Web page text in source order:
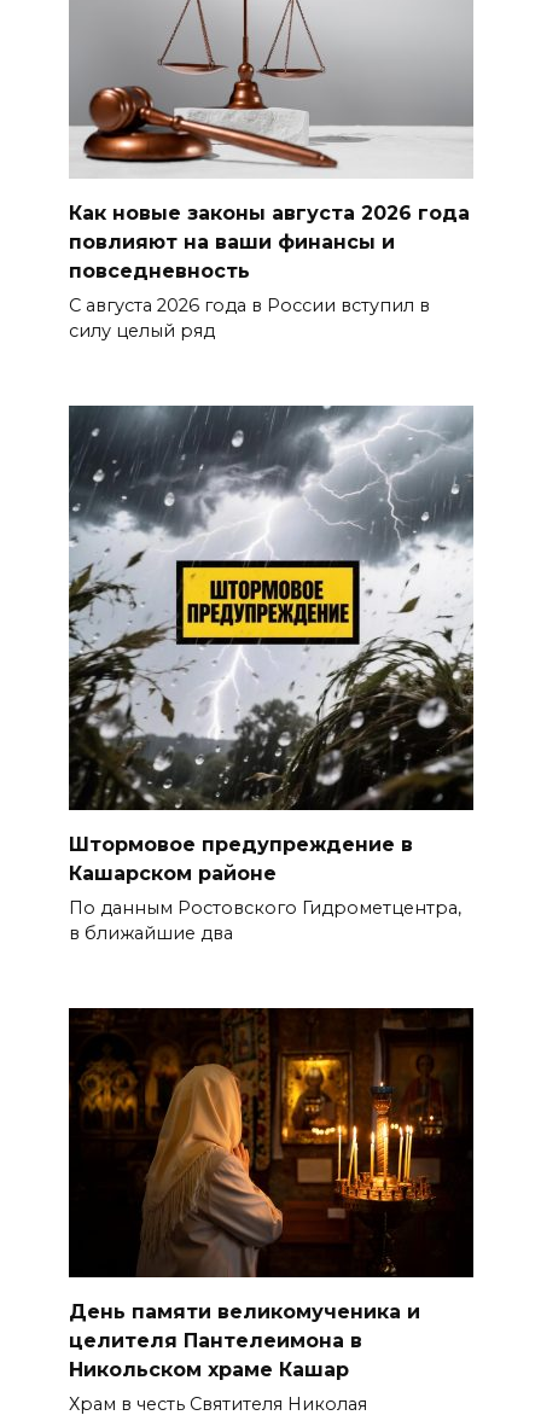
Как новые законы августа 2026 года
повлияют на ваши финансы и
повседневность
С августа 2026 года в России вступил в
силу целый ряд
Штормовое предупреждение в
Кашарском районе
По данным Ростовского Гидрометцентра,
в ближайшие два
День памяти великомученика и
целителя Пантелеимона в
Никольском храме Кашар
Храм в честь Святителя Николая